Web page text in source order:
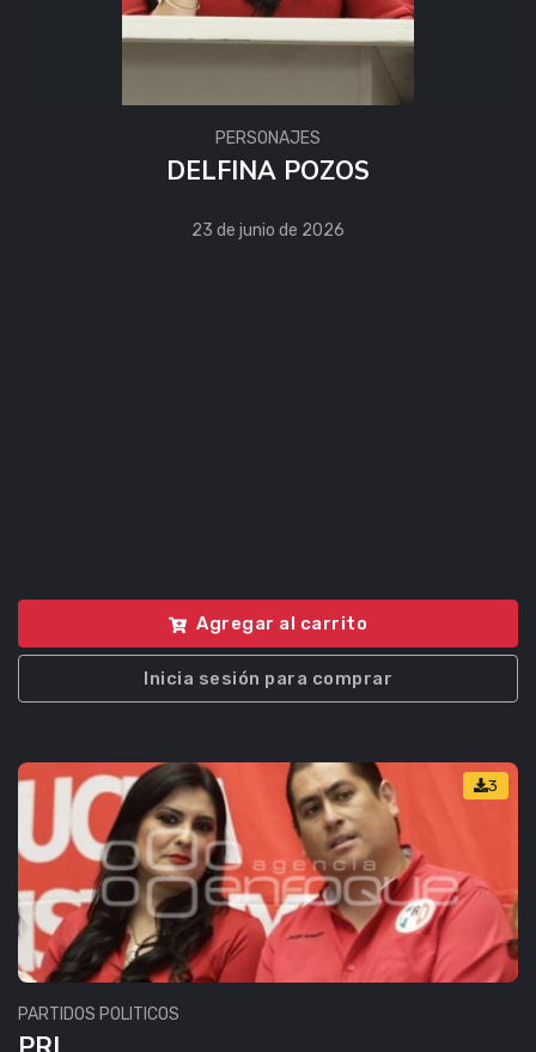
PERSONAJES
DELFINA POZOS
23 de junio de 2026
Agregar al carrito
Inicia sesión para comprar
3
PARTIDOS POLITICOS